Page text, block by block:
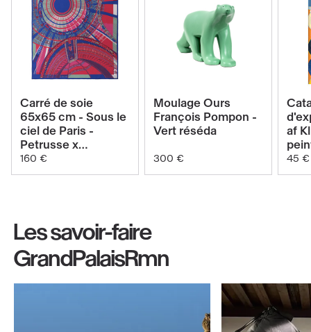
Voir
le
produit
Carré
de
cm
-
Sous
Carré de soie
65x65 cm - Sous le
ciel de Paris -
Petrusse x
GrandPalais -
Réséda Pop
160 €
Voir
le
produit
Moulage
Ours
-
Vert
Moulage Ours
François Pompon -
Vert réséda
300 €
af
45 €
Les savoir-faire
GrandPalaisRmn